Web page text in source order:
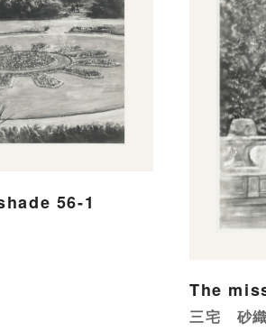
56-1
The
三宅 砂